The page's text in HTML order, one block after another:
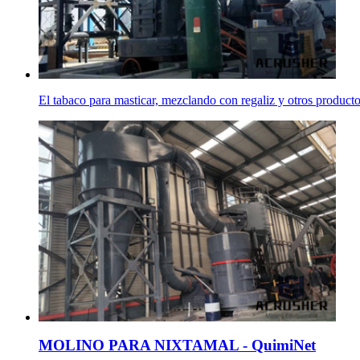
El tabaco para masticar, mezclando con regaliz y otros
MOLINO PARA NIXTAMAL - QuimiNet